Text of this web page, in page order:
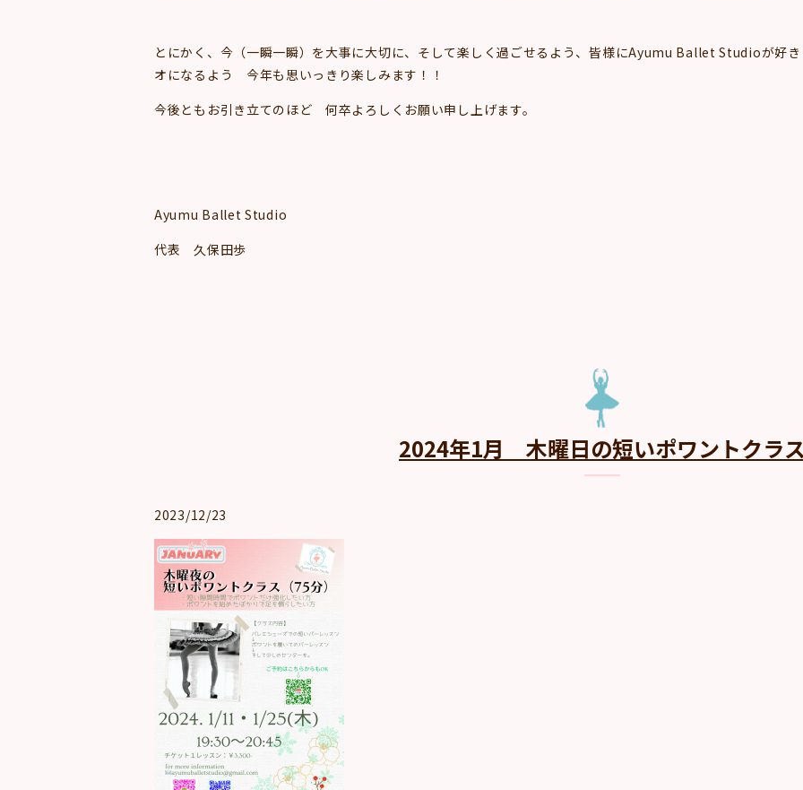
とにかく、今（一瞬一瞬）を大事に大切に、そして楽しく過ごせるよう、皆様にAyumu Ballet Studioが好
オになるよう 今年も思いっきり楽しみます！！
今後ともお引き立てのほど 何卒よろしくお願い申し上げます。
Ayumu Ballet Studio
代表 久保田歩
2024年1月 木曜日の短いポワントクラ
2023/12/23